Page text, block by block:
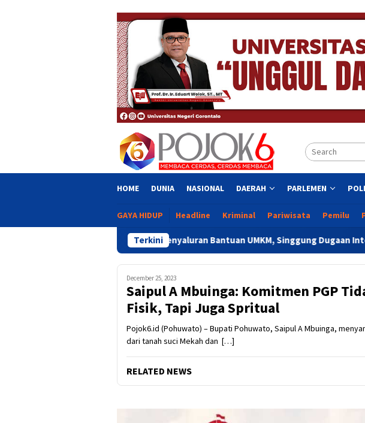
HOME DUNIA NASIONAL DAERAH PARLEMEN
GAYA HIDUP Headline Kriminal Pariwisata Pemilu
Terkini
Adhan Kritik Penyaluran Bantuan UMKM, Singgung Dugaan Intervensi Aleg Deprov
December 25, 2023
Saipul A Mbuinga: Komitmen PGP
Fisik, Tapi Juga Spritual
Pojok6.id (Pohuwato) – Bupati Pohuwato, Saipul A Mbuinga,
dari tanah suci Mekah dan […]
RELATED NEWS